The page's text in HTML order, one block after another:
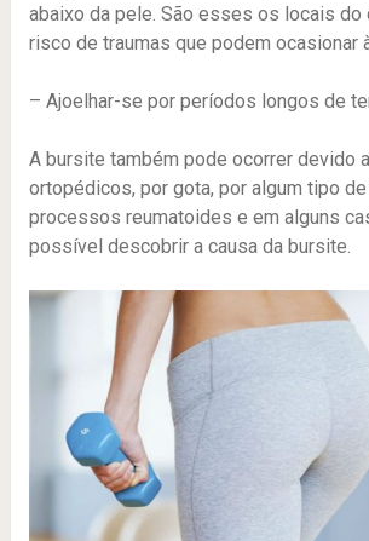
abaixo da pele. São esses os locais do
risco de traumas que podem ocasionar
– Ajoelhar-se por períodos longos de
A bursite também pode ocorrer devido
ortopédicos, por gota, por algum tipo
processos reumatoides e em alguns
possível descobrir a causa da bursite.